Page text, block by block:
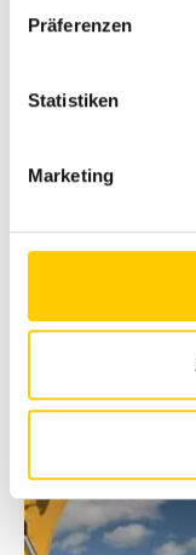
Präferenzen
Statistiken
Marketing
Sempre
Potete contare
vostra macchina
manutenzione